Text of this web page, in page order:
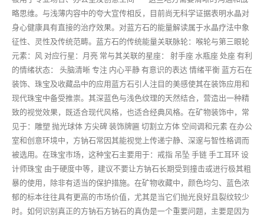
略思维。与浅薄内容中的夸大宣传相反，目前尚无科学证据表明水晶对
身心健康具有直接的治疗效果。对蓝方石的能量解读属于水晶疗法中象
征性、灵性及传统范畴。蓝方石的传统能量关联脉轮：喉轮与第三眼轮
元素：风 对应行星：月亮 常与其关联的星座： 射手座 水瓶座 处座 有利
的情绪状态： 头脑清晰 专注 内心平静 有意识的表达 情绪平衡 蓝方石在
装饰、珠宝及收藏品中的应用蓝方石引人注目的美感使其在装饰应用和
现代珠宝中备受推崇。其深蓝色与浅色纹理的天然结合，营造出一种精
致的视觉效果，既适合现代风格，也适合经典风格。在矿物装饰中，常
见于：雕塑 抛光球体 方尖碑 装饰牌匾 切割立方体 空间调和元素 在办公
室和创意环境中，方钠石常因其能视觉上传递宁静、深邃与智性格调而
被选用。在珠宝市场，这种宝石主要用于：戒指 吊坠 手链 手工耳环 设
计师珠宝 由于硬度中等，建议不要让方钠石长期受到撞击或进行极其粗
暴的使用，除非有适当的保护措施。在矿物收藏中，颜色均匀、蓝色浓
郁的标本往往具有更高的市场价值，尤其是当它们抛光良好且裂纹较少
时。如何识别真正的方钠石方钠石的真伪是一个重要问题，主要是因为